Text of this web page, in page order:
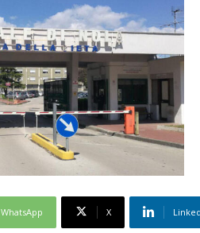
WhatsApp X